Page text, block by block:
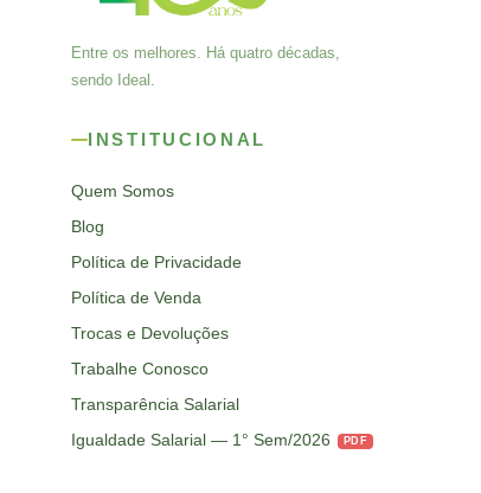
Entre os melhores. Há quatro décadas,
sendo Ideal.
INSTITUCIONAL
Quem Somos
Blog
Política de Privacidade
Política de Venda
Trocas e Devoluções
Trabalhe Conosco
Transparência Salarial
Igualdade Salarial — 1° Sem/2026
PDF